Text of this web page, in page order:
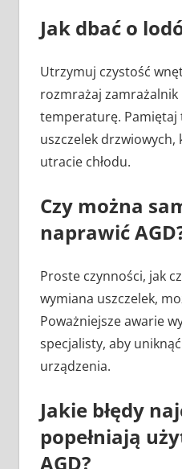
Jak dbać o
Utrzymuj czystość
rozmrażaj
temperaturę. Pamiętaj
uszczelek
utracie chłodu.
Czy można
naprawić
Proste czynności, jak
wymiana uszczelek,
Poważniejsze awarie
specjalisty, aby
urządzenia.
Jakie błędy
popełniają
AGD?